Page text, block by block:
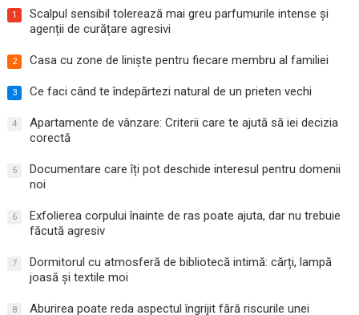
1
Scalpul sensibil tolerează mai greu parfumurile intense și
agenții de curățare agresivi
2 Casa cu zone de liniște pentru fiecare membru al familiei
3 Ce faci când te îndepărtezi natural de un prieten vechi
4
Apartamente de vânzare: Criterii care te ajută să iei decizia
corectă
5
Documentare care îți pot deschide interesul pentru domenii
noi
6
Exfolierea corpului înainte de ras poate ajuta, dar nu trebuie
făcută agresiv
7
Dormitorul cu atmosferă de bibliotecă intimă: cărți, lampă
joasă și textile moi
8 Aburirea poate reda aspectul îngrijit fără riscurile unei